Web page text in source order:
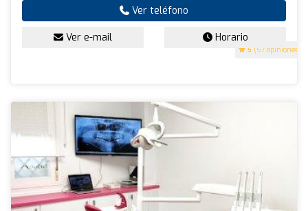
5 (57 opiniones)
Ver teléfono
Ver e-mail Horario